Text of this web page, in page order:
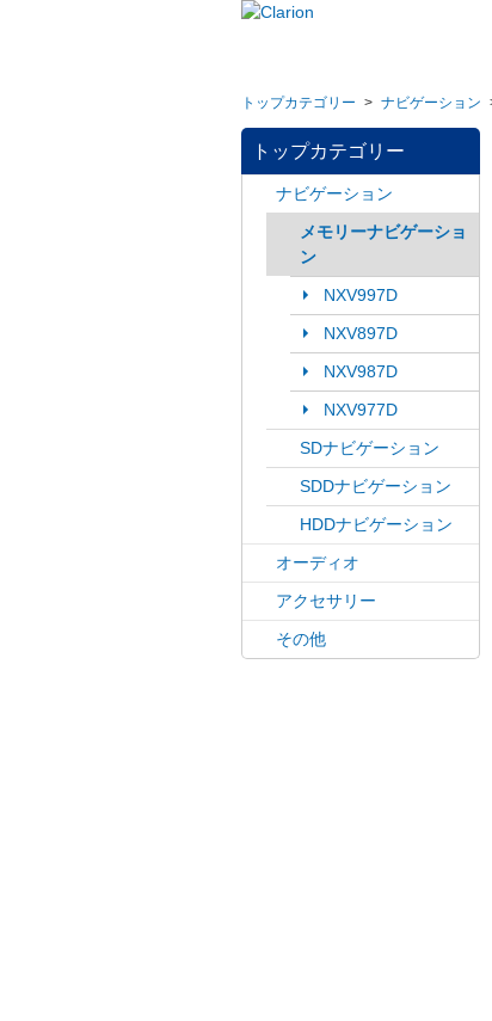
トップカテゴリー > ナビゲーション
トップカテゴリー
ナビゲーション
メモリーナビゲーショ
ン
NXV997D
NXV897D
NXV987D
NXV977D
SDナビゲーション
SDDナビゲーション
HDDナビゲーション
オーディオ
アクセサリー
その他